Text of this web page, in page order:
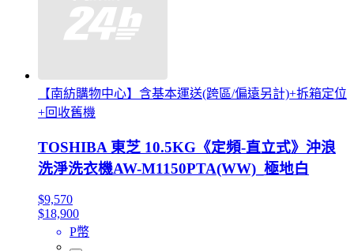
【南紡購物中心】含基本運送(跨區/偏遠另計)+拆箱定位
+回收舊機
TOSHIBA 東芝 10.5KG《定頻-直立式》沖浪
洗淨洗衣機AW-M1150PTA(WW)_極地白
$9,570
$18,900
P幣